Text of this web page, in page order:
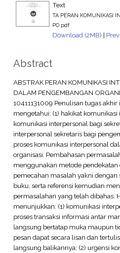
Text
TA PERAN KOMUNIKASI
PO.pdf
Download (2MB) |
Abstract
ABSTRAK PERAN KOMUNIKASI
DALAM PENGEMBANGAN
10411131009 Penulisan tugas
mengetahui: (1) hakikat komunikasi
komunikasi interpersonal bagi
interpersonal sekretaris bagi
proses komunikasi interpersonal
organisasi. Pembahasan
menggunakan metode
pemecahan masalah yakni
buku, serta referensi kemudian
permasalahan yang telah dibahas.
menunjukkan: (1) komunikasi
proses transaksi informasi antar
langsung bertatap muka maupun
pesan dapat secara lisan dan
langsung balikannya; (2) urgensi